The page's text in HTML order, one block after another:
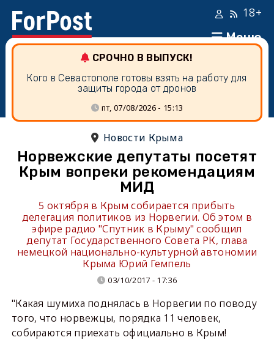
Меню
18+
СРОЧНО В ВЫПУСК!
Кого в Севастополе готовы взять на работу для
защиты города от дронов
пт, 07/08/2026 - 15:13
Новости Крыма
Норвежские депутаты посетят
Крым вопреки рекомендациям
МИД
5 октября в Крым собирается прибыть
делегация политиков из Норвегии. Об этом в
эфире радио "Спутник в Крыму" сообщил
депутат Государственного Совета РК, глава
немецкой национально-культурной автономии
Крыма Юрий Гемпель
03/10/2017 - 17:36
"Какая шумиха поднялась в Норвегии по поводу
того, что норвежцы, порядка 11 человек,
собираются приехать официально в Крым!